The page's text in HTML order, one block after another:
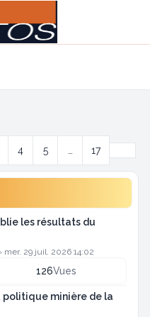
4 5 17
les résultats du
mer. 29 juil. 2026 14:02
126Vues
politique minière de la